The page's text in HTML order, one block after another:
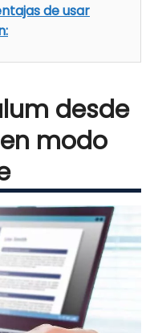
de usar
desde
modo